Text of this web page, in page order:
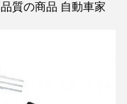
質の商品 自動車家